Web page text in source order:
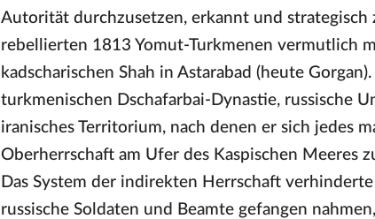
Autorität durchzusetzen, erkannt und strategisch
rebellierten 1813 Yomut-Turkmenen vermutlich
kadscharischen Shah in Astarabad (heute
turkmenischen Dschafarbai-Dynastie, russische
iranisches Territorium, nach denen er sich jedes
Oberherrschaft am Ufer des Kaspischen Meeres
Das System der indirekten Herrschaft
russische Soldaten und Beamte gefangen